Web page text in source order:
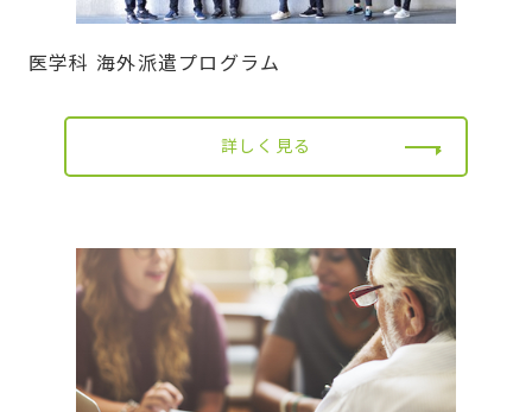
医学科 海外派遣プログラム
詳しく見る